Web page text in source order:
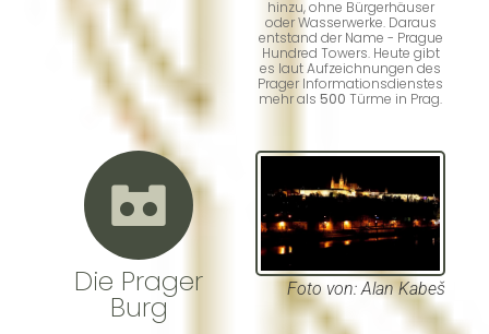
hinzu, ohne Bürgerhäuser
oder Wasserwerke. Daraus
entstand der Name - Prague
Hundred Towers. Heute gibt
es laut Aufzeichnungen des
Prager Informationsdienstes
mehr als 500 Türme in Prag.
Die Prager
Burg
Foto von: Alan Kabeš